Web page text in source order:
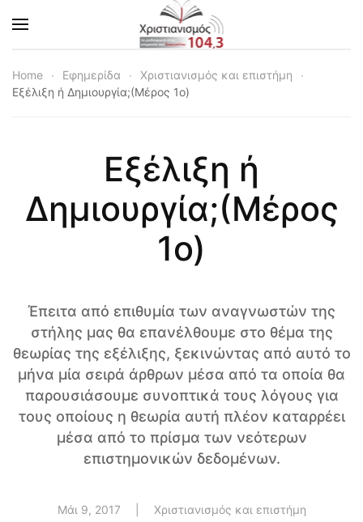
Skip to main content
Home Εφημερίδα
Χριστιανισμός και επιστήμη
Εξέλιξη ή Δημιουργία;(Μέρος 1ο)
Εξέλιξη ή
Δημιουργία;(Μέρος
1ο)
Έπειτα από επιθυμία των αναγνωστών της
στήλης μας θα επανέλθουμε στο θέμα της
θεωρίας της εξέλιξης, ξεκινώντας από αυτό το
μήνα μία σειρά άρθρων μέσα από τα οποία θα
παρουσιάσουμε συνοπτικά τους λόγους για
τους οποίους η θεωρία αυτή πλέον καταρρέει
μέσα από το πρίσμα των νεότερων
επιστημονικών δεδομένων.
Μάι 9, 2017 Χριστιανισμός και επιστήμη